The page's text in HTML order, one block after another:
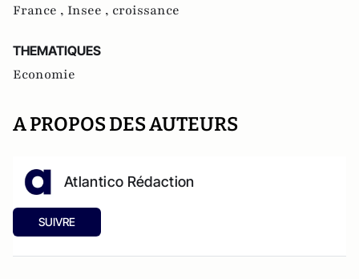
France , Insee , croissance
THEMATIQUES
Economie
A PROPOS DES AUTEURS
Atlantico Rédaction
SUIVRE